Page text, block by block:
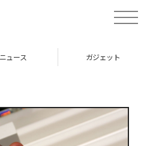
toggle
ニュース ガジェット